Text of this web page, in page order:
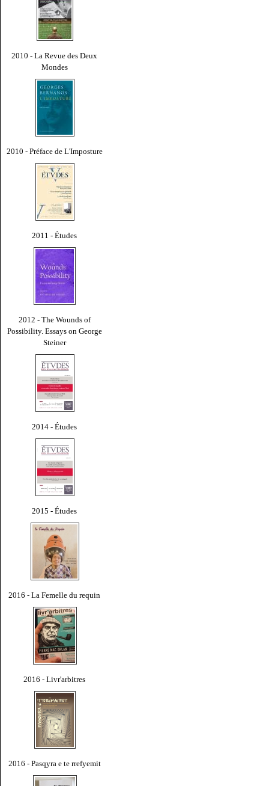
2010 - La Revue des Deux
Mondes
2010 - Préface de L'Imposture
2011 - Études
2012 - The Wounds of
Possibility. Essays on George
Steiner
2014 - Études
2015 - Études
2016 - La Femelle du requin
2016 - Livr'arbitres
2016 - Pasqyra e te rrefyemit